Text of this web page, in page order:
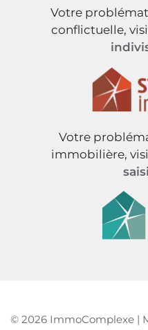
Votre
conflictuelle,
Votre
immobilière,
© 2026 ImmoComplexe |